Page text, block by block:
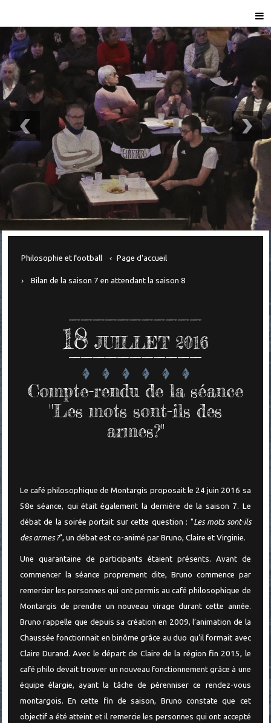
Philosophie et football Page d'accueil
Bilan de la saison 7 en attendant la saison 8
18 JUILLET 2016
Compte-rendu de la séance
"Les mots sont-ils des
armes?"
Le café philosophique de Montargis proposait le 24 juin 2016 sa
58e séance, qui était également la dernière de la saison 7. Le
débat de la soirée portait sur cette question : "Les mots sont-ils
des armes ?", un débat est co-animé par Bruno, Claire et Virginie.
Une quarantaine de participants étaient présents. Avant de
commencer la séance proprement dite, Bruno commence par
remercier les personnes qui ont permis au café philosophique de
Montargis de prendre un nouveau virage durant cette année.
Bruno rappelle que depuis sa création en 2009, l’animation de la
Chaussée fonctionnait en binôme grâce au duo qu’il formait avec
Claire Durand. Avec le départ de Claire de la région fin 2015, le
café philo devait trouver un nouveau fonctionnement grâce à une
équipe élargie, ayant la tâche de pérenniser ce rendez-vous
montargois. En cette fin de saison, Bruno constate que cet
objectif a été atteint et il remercie les personnes qui ont accepté